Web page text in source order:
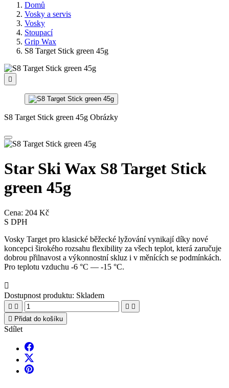
Domů
Vosky a servis
Vosky
Stoupací
Grip Wax
S8 Target Stick green 45g

S8 Target Stick green 45g Obrázky
Star Ski Wax S8 Target Stick
green 45g
Cena: 204 Kč
S DPH
Vosky Target pro klasické běžecké lyžování vynikají díky nové
koncepci širokého rozsahu flexibility za všech teplot, která zaručuje
dobrou přilnavost a výkonnostní skluz i v měnících se podmínkách.
Pro teplotu vzduchu -6 °C — -15 °C.

Dostupnost produktu: Skladem
   
 Přidat do košíku
Sdílet